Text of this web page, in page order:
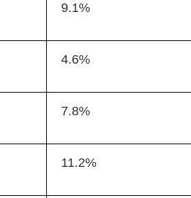
9.1%
4.6%
7.8%
11.2%